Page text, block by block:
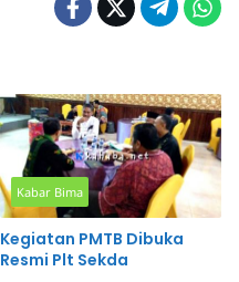
Kabar Bima
Kegiatan PMTB Dibuka
Resmi Plt Sekda